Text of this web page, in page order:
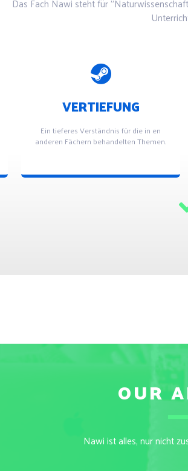
Das Fach Nawi steht für
VERTIEFUNG
Ein tieferes Verständnis für die in en
anderen Fächern behandelten Themen.
OUR
Nawi ist alles, nur nicht